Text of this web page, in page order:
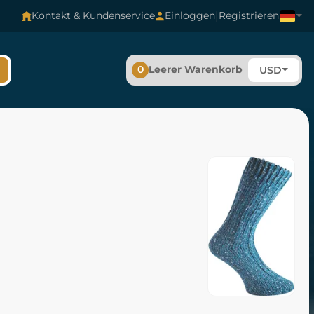
Kontakt & Kundenservice Einloggen|Registrieren
0 Leerer Warenkorb USD